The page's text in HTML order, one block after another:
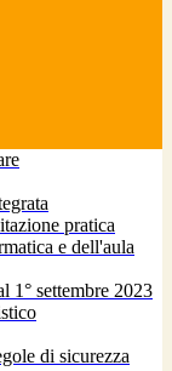
pratica
e dell'aula
1° settembre 2023
di sicurezza